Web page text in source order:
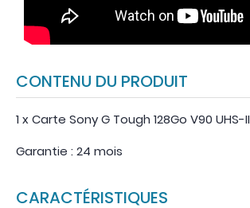
CONTENU DU PRODUIT
1 x Carte Sony G Tough 128Go V90 UHS-II
Garantie : 24 mois
CARACTÉRISTIQUES